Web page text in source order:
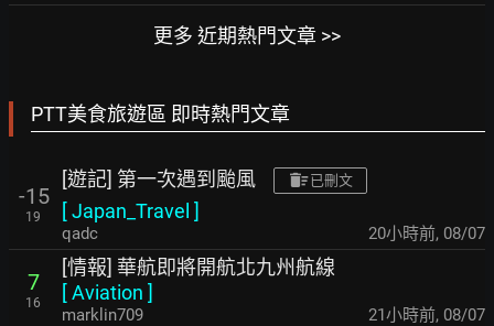
更多 近期熱門文章 >>
PTT美食旅遊區 即時熱門文章
-15
19
[遊記] 第一次遇到颱風 已刪文
[Japan_Travel ]
qadc 20小時前, 08/07
7
16
[情報] 華航即將開航北九州航線
[Aviation ]
marklin709 21小時前, 08/07